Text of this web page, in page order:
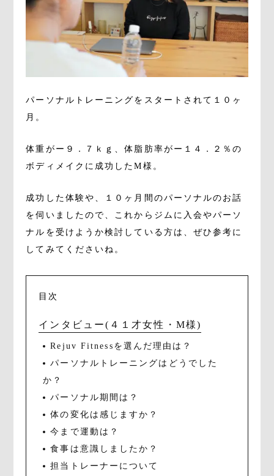
パーソナルトレーニングをスタートされて１０ヶ
月。
体重がー９．７ｋｇ、体脂肪率がー１４．２％の
ボディメイクに成功したM様。
成功した体験や、１０ヶ月間のパーソナルのお話
を伺いましたので、これからジムに入会やパーソ
ナルを受けようか検討している方は、ぜひ参考に
してみてくださいね。
目次
インタビュー(４１才女性・M様)
Rejuv Fitnessを選んだ理由は？
パーソナルトレーニングはどうでした
か？
パーソナル期間は？
体の変化は感じますか？
今まで運動は？
食事は意識しましたか？
担当トレーナーについて
入会・初回体験はこちら